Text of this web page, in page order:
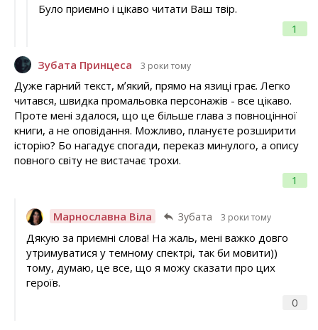
1
Було приємно і цікаво читати Ваш твір.
Зубата Принцеса 3 роки тому
1
Дуже гарний текст, мʼякий, прямо на язиці грає. Легко
читався, швидка промальовка персонажів - все цікаво.
Проте мені здалося, що це більше глава з повноцінної
книги, а не оповідання. Можливо, плануєте розширити
історію? Бо нагадує спогади, переказ минулого, а опису
повного світу не вистачає трохи.
Марнославна Віла Зубата 3 роки тому
0
Дякую за приємні слова! На жаль, мені важко довго
утримуватися у темному спектрі, так би мовити))
тому, думаю, це все, що я можу сказати про цих
героїв.